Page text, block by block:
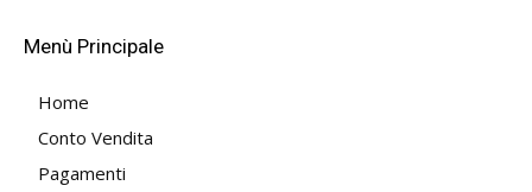
Menù Principale
Home
Conto Vendita
Pagamenti